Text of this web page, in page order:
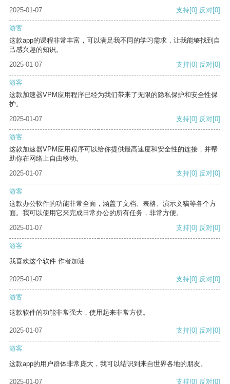
2025-01-07
支持[0] 反对[0]
游客
这款app的课程非常丰富，可以满足我不同的学习需求，让我能够找到自
己感兴趣的知识。
2025-01-07
支持[0] 反对[0]
游客
这款加速器VPM应用程序已经为我们带来了无限的隐私保护和安全性保
护。
2025-01-07
支持[0] 反对[0]
游客
这款加速器VPM应用程序可以给你提供最高速度和安全性的连接，并帮
助你在网络上自由移动。
2025-01-07
支持[0] 反对[0]
游客
这款办公软件的功能非常全面，涵盖了文档、表格、演示文稿等各个方
面。我可以使用它来完成日常办公的所有任务，非常方便。
2025-01-07
支持[0] 反对[0]
游客
我喜欢这个软件 作者加油
2025-01-07 支持[0] 反对[0]
游客
这款软件的功能非常强大，使用起来非常方便。
2025-01-07 支持[0] 反对[0]
游客
这款app的用户群体非常庞大，我可以结识到来自世界各地的朋友。
2025-01-07 支持[0] 反对[0]